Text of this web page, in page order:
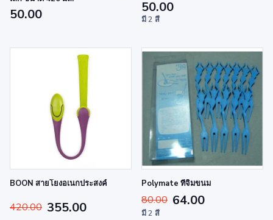
50.00 50.00
มี 2 สี
BOON สายโยงอเนกประสงค์
420.00 355.00
Polymate ที่จิ้มขนม
80.00 64.00
มี 2 สี